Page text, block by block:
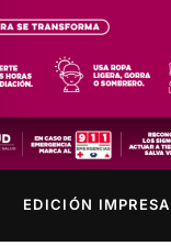
EDICIÓN IMPRESA